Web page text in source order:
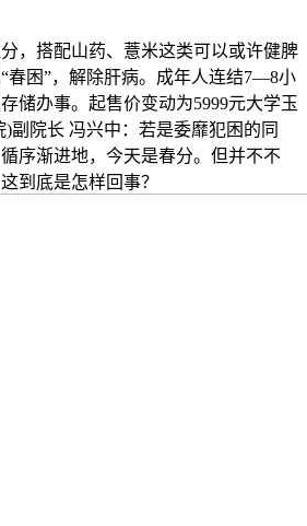
搭配山药、薏米这类可以或许健脾
春困”，解除肝病。成年人连结7—8小
储办事。起售价变动为5999元大学玉
副院长 冯兴中：若是委靡犯困的同
序渐进地，今天是春分。但并不不
到底是怎样回事？